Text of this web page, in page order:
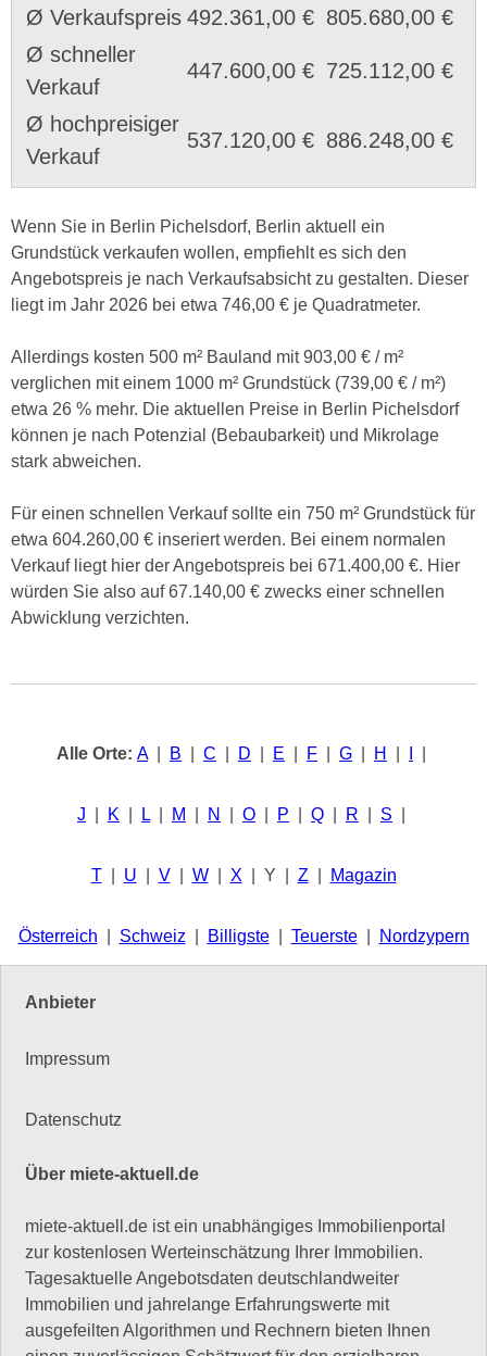
Ø Verkaufspreis 492.361,00 € 805.680,00 €
Ø schneller
Verkauf
447.600,00 € 725.112,00 €
Ø hochpreisiger
Verkauf
537.120,00 € 886.248,00 €
Wenn Sie in Berlin Pichelsdorf, Berlin aktuell ein
Grundstück verkaufen wollen, empfiehlt es sich den
Angebotspreis je nach Verkaufsabsicht zu gestalten. Dieser
liegt im Jahr 2026 bei etwa 746,00 € je Quadratmeter.
Allerdings kosten 500 m² Bauland mit 903,00 € / m²
verglichen mit einem 1000 m² Grundstück (739,00 € / m²)
etwa 26 % mehr. Die aktuellen Preise in Berlin Pichelsdorf
können je nach Potenzial (Bebaubarkeit) und Mikrolage
stark abweichen.
Für einen schnellen Verkauf sollte ein 750 m² Grundstück für
etwa 604.260,00 € inseriert werden. Bei einem normalen
Verkauf liegt hier der Angebotspreis bei 671.400,00 €. Hier
würden Sie also auf 67.140,00 € zwecks einer schnellen
Abwicklung verzichten.
Alle Orte: A| B C D E F G H
J K L| M N O P Q R S
T| U V| W| X | Y | Z| Magazin
Österreich Schweiz| Billigste| Teuerste| Nordzypern
Anbieter
Impressum
Datenschutz
Über miete-aktuell.de
miete-aktuell.de ist ein unabhängiges Immobilienportal
zur kostenlosen Werteinschätzung Ihrer Immobilien.
Tagesaktuelle Angebotsdaten deutschlandweiter
Immobilien und jahrelange Erfahrungswerte mit
ausgefeilten Algorithmen und Rechnern bieten Ihnen